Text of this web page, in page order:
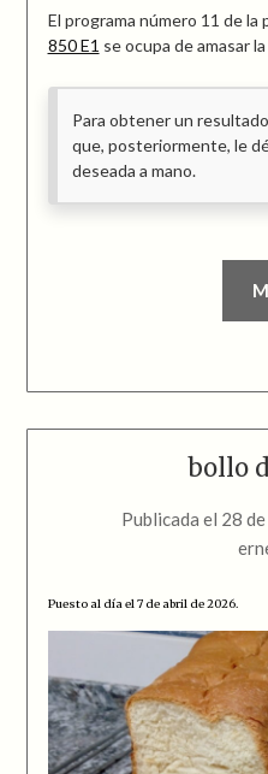
El programa número 11 de la
850 E1 se ocupa de amasar
Para obtener un
que, posteriormente, le
deseada a mano.
bollo
Publicada el 28
Puesto al día el 7 de abril de 2026.